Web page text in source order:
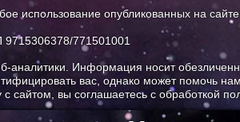
использование опубликованных на
771501001
аналитики. Информация носит
вас, однако может помочь
сайтом, вы соглашаетесь с обработкой